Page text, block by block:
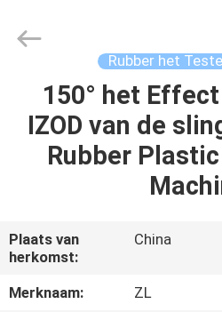
HUIS
PRODUCTEN
ONGEVEER
ONS
Technology
Rubber het
150° het
IZOD van de
Rubber
Plaats van
herkomst:
China
Merknaam:
ZL